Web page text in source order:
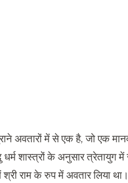
अवतारों में से एक है, जो एक
धर्म शास्त्रों के अनुसार त्रेतायुग
राम के रुप में अवतार लिया था।